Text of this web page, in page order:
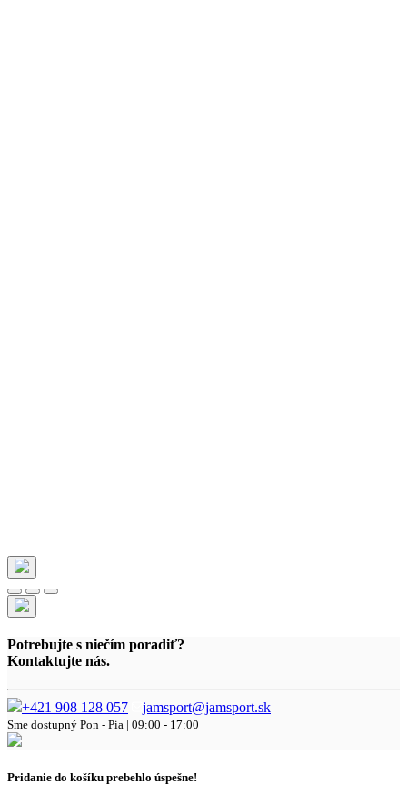
Potrebujte s niečím poradiť?
Kontaktujte nás.
+421 908 128 057 jamsport@jamsport.sk
Sme dostupný Pon - Pia | 09:00 - 17:00
Pridanie do košíku prebehlo úspešne!